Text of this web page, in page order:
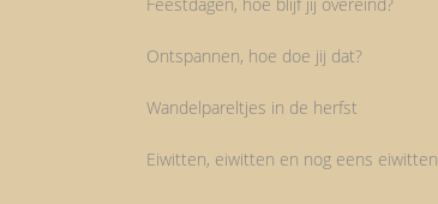
Ontspannen, hoe doe jij dat?
Wandelpareltjes in de herfst
Eiwitten, eiwitten en nog eens eiwitten